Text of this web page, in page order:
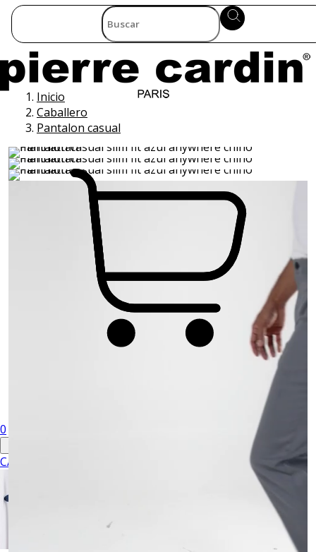
0
CABALLERO
Inicio
Caballero
Pantalon casual